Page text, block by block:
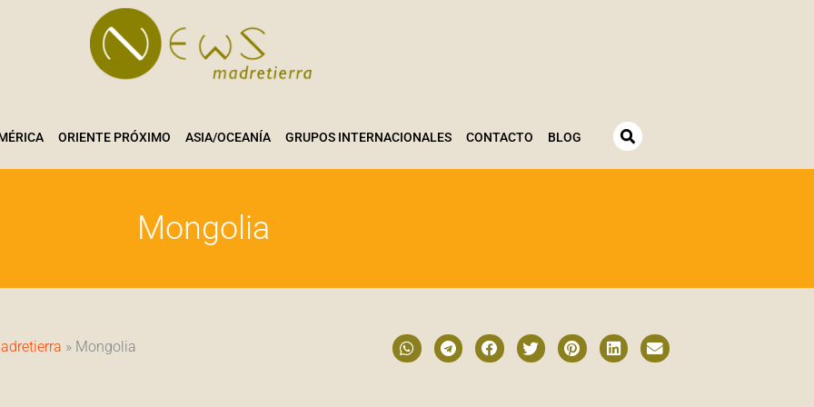
ORIENTE PRÓXIMO ASIA/OCEANÍA GRUPOS INTERNACIONALES CONTACTO BLOG
Mongolia
» Mongolia